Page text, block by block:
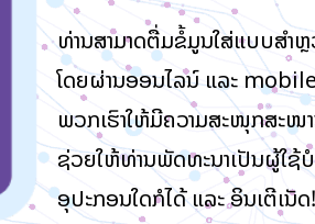
ທ່ານສາມາດຕື່ມຂໍ້ມູນໃສ່ແບບສໍາ
ໂດຍຜ່ານອອນໄລນ໌ ແລະ
ພວກເຮົາໃຫ້ມີຄວາມສະໜຸກສະໜ
ຊ່ວຍໃຫ້ທ່ານພັດທະນາເປັນຜູ້ໃຊ້
ອຸປະກອນໃດກໍໄດ້ ແລະ ອິນເຕີເນັດ!